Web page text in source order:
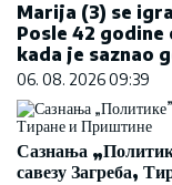
Marija (3) se
Posle 42
kada je saznao
06. 08. 2026 09:39
Сазнања
савезу Загреба,